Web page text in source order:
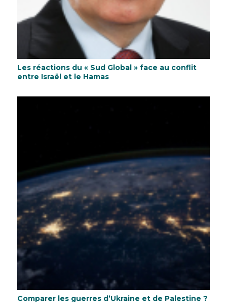
Les réactions du « Sud Global » face au conflit
entre Israël et le Hamas
Comparer les guerres d’Ukraine et de Palestine ?